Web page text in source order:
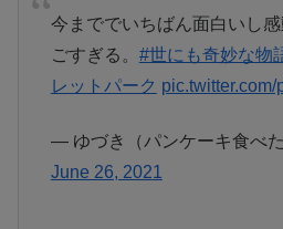
今まででいちばん面白いし
ごすぎる。 #世にも奇妙な物
レットパーク pic.twitter.com/
— ゆづき（パンケーキ食べ
June 26, 2021